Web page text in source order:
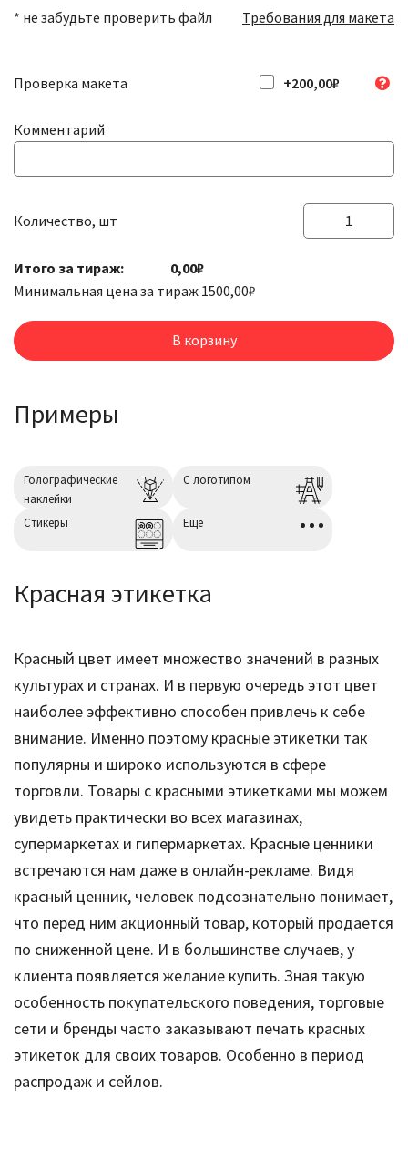
* не забудьте проверить файл Требования для макета
Проверка макета +200,00₽
Комментарий
Количество, шт
Количество
Наклейки
Итого за тираж:
0,00₽
Минимальная цена за тираж 1500,00₽
В корзину
Примеры
Голографические
наклейки
С логотипом
Cтикеры Ещё
Красная этикетка
Красный цвет имеет множество значений в разных
культурах и странах. И в первую очередь этот цвет
наиболее эффективно способен привлечь к себе
внимание. Именно поэтому красные этикетки так
популярны и широко используются в сфере
торговли. Товары с красными этикетками мы можем
увидеть практически во всех магазинах,
супермаркетах и гипермаркетах. Красные ценники
встречаются нам даже в онлайн-рекламе. Видя
красный ценник, человек подсознательно понимает,
что перед ним акционный товар, который продается
по сниженной цене. И в большинстве случаев, у
клиента появляется желание купить. Зная такую
особенность покупательского поведения, торговые
сети и бренды часто заказывают печать красных
этикеток для своих товаров. Особенно в период
распродаж и сейлов.